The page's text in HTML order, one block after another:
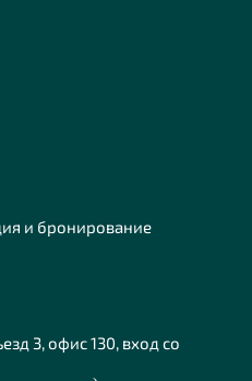
и бронирование
3, офис 130, вход со